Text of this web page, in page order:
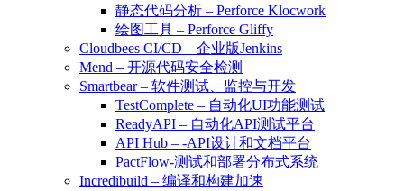
静态代码分析 – Perforce Klocwork
绘图工具 – Perforce Gliffy
Cloudbees CI/CD – 企业版Jenkins
Mend – 开源代码安全检测
Smartbear – 软件测试、监控与开发
TestComplete – 自动化UI功能测试
ReadyAPI – 自动化API测试平台
API Hub – -API设计和文档平台
PactFlow-测试和部署分布式系统
Incredibuild – 编译和构建加速